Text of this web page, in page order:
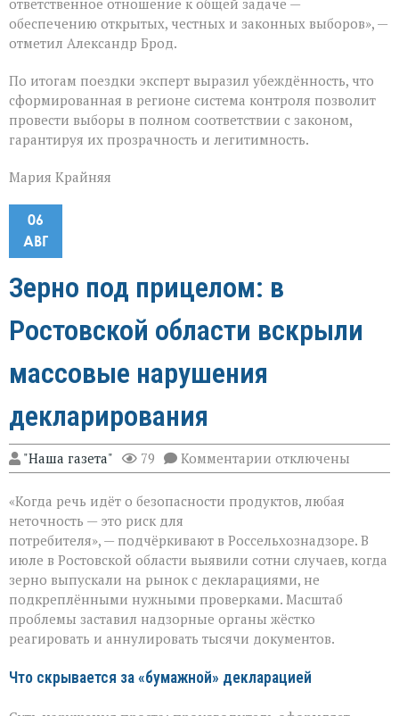
ответственное отношение к общей задаче —
обеспечению открытых, честных и законных выборов», —
отметил Александр Брод.
По итогам поездки эксперт выразил убеждённость, что
сформированная в регионе система контроля позволит
провести выборы в полном соответствии с законом,
гарантируя их прозрачность и легитимность.
Мария Крайняя
06
АВГ
Зерно под прицелом: в
Ростовской области вскрыли
массовые нарушения
декларирования
"Наша газета" 79 Комментарии к
записи
под
Ростовской
области
вскрыли
массовые
нарушения
декларирования
отключены
«Когда речь идёт о безопасности продуктов, любая
неточность — это риск для
потребителя», — подчёркивают в Россельхознадзоре. В
июле в Ростовской области выявили сотни случаев, когда
зерно выпускали на рынок с декларациями, не
подкреплёнными нужными проверками. Масштаб
проблемы заставил надзорные органы жёстко
реагировать и аннулировать тысячи документов.
Что скрывается за «бумажной» декларацией